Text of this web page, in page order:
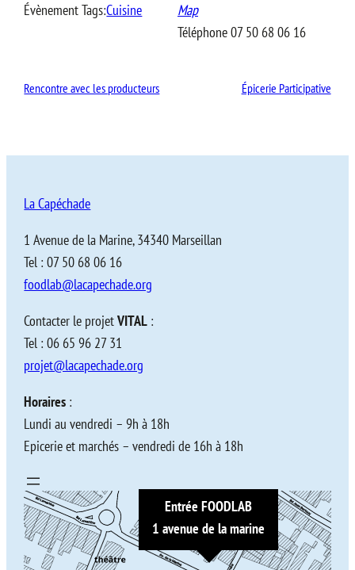
Évènement Tags:Cuisine
Map
Téléphone07 50 68 06 16
Rencontre avec les producteurs Épicerie Participative
La Capéchade
1 Avenue de la Marine, 34340 Marseillan
Tel : 07 50 68 06 16
foodlab@lacapechade.org
Contacter le projetVITAL :
Tel : 06 65 96 27 31
projet@lacapechade.org
Horaires :
Lundi au vendredi – 9h à 18h
Epicerie et marchés – vendredi de 16h à 18h
Entrée FOODLAB
1 avenue de la marine